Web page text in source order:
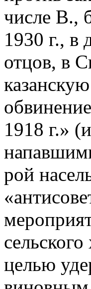
числе В.,
1930 г., в
отцов, в
1918 г.»
рой
целью